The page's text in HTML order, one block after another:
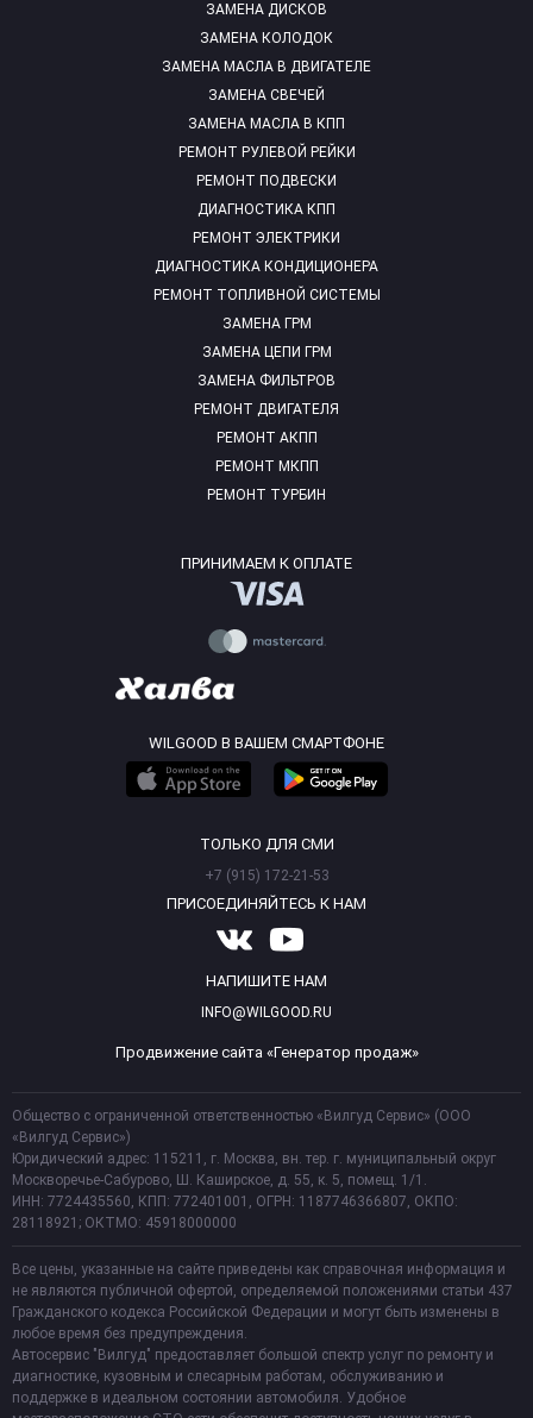
ЗАМЕНА ДИСКОВ
ЗАМЕНА КОЛОДОК
ЗАМЕНА МАСЛА В ДВИГАТЕЛЕ
ЗАМЕНА СВЕЧЕЙ
ЗАМЕНА МАСЛА В КПП
РЕМОНТ РУЛЕВОЙ РЕЙКИ
РЕМОНТ ПОДВЕСКИ
ДИАГНОСТИКА КПП
РЕМОНТ ЭЛЕКТРИКИ
ДИАГНОСТИКА КОНДИЦИОНЕРА
РЕМОНТ ТОПЛИВНОЙ СИСТЕМЫ
ЗАМЕНА ГРМ
ЗАМЕНА ЦЕПИ ГРМ
ЗАМЕНА ФИЛЬТРОВ
РЕМОНТ ДВИГАТЕЛЯ
РЕМОНТ АКПП
РЕМОНТ МКПП
РЕМОНТ ТУРБИН
ПРИНИМАЕМ К ОПЛАТЕ
WILGOOD В ВАШЕМ СМАРТФОНЕ
ТОЛЬКО ДЛЯ СМИ
+7 (915) 172-21-53
ПРИСОЕДИНЯЙТЕСЬ К НАМ
НАПИШИТЕ НАМ
INFO@WILGOOD.RU
Продвижение сайта «Генератор продаж»
Общество с ограниченной ответственностью «Вилгуд Сервис» (ООО
«Вилгуд Сервис»)
Юридический адрес: 115211, г. Москва, вн. тер. г. муниципальный округ
Москворечье-Сабурово, Ш. Каширское, д. 55, к. 5, помещ. 1/1.
ИНН: 7724435560, КПП: 772401001, ОГРН: 1187746366807, ОКПО:
28118921; ОКТМО: 45918000000
Все цены, указанные на сайте приведены как справочная информация и
не являются публичной офертой, определяемой положениями статьи 437
Гражданского кодекса Российской Федерации и могут быть изменены в
любое время без предупреждения.
Автосервис "Вилгуд" предоставляет большой спектр услуг по ремонту и
диагностике, кузовным и слесарным работам, обслуживанию и
поддержке в идеальном состоянии автомобиля. Удобное